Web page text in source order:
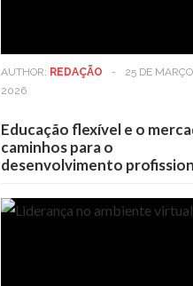
AUTHOR: REDAÇÃO -
25 DE
2026
Educação flexível e o
caminhos para o
desenvolvimento